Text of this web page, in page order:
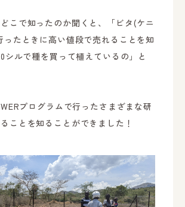
どこで知ったのか聞くと、「ビタ(ケニ
ったときに高い値段で売れることを知
シルで種を買って植えているの」と
プログラムで行ったさまざまな研
ことを知ることができました！